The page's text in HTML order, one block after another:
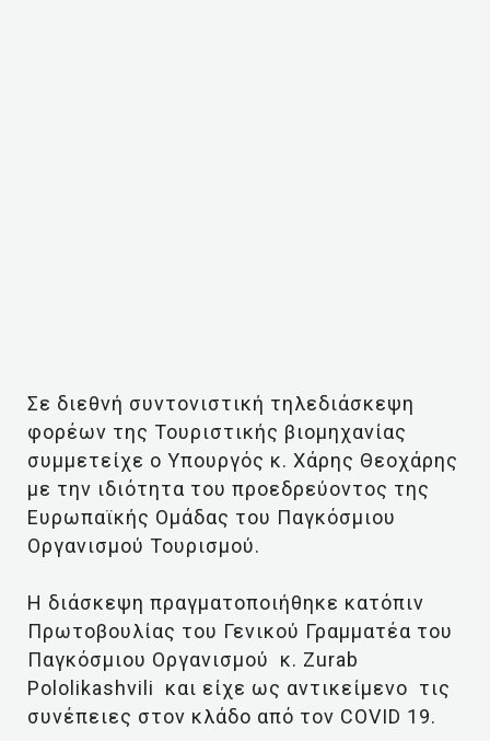
Σε διεθνή συντονιστική τηλεδιάσκεψη
φορέων της Τουριστικής βιομηχανίας
συμμετείχε ο Υπουργός κ. Χάρης Θεοχάρης
με την ιδιότητα του προεδρεύοντος της
Ευρωπαϊκής Ομάδας του Παγκόσμιου
Οργανισμού Τουρισμού.
Η διάσκεψη πραγματοποιήθηκε κατόπιν
Πρωτοβουλίας του Γενικού Γραμματέα του
Παγκόσμιου Οργανισμού κ. Zurab
Pololikashvili
και είχε ως αντικείμενο τις
συνέπειες στον κλάδο από τον COVID 19.